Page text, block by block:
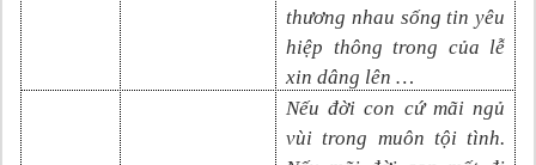
thương nhau sống tin yêu
hiệp thông trong của lễ
xin dâng lên …
Nếu đời con cứ mãi ngủ
vùi trong muôn tội tình.